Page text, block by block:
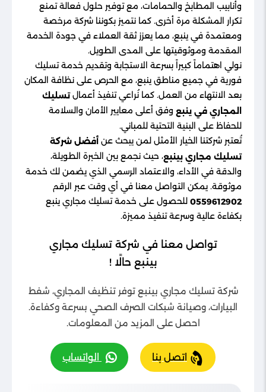
وأنابيب المطابخ والحمامات، مع توفير حلول فعالة تمنع
تكرار المشكلة مرة أخرى. كما نتميز بكوننا شركة مرخصة
ومعتمدة في ينبع، مما يعزز ثقة العملاء في جودة الخدمة
المقدمة وموثوقيتها على المدى الطويل.
نولي اهتماماً كبيراً بسرعة الاستجابة وتقديم خدمة تسليك
فورية في جميع مناطق ينبع، مع الحرص على نظافة المكان
بعد الانتهاء من العمل. كما نُراعي تنفيذ أعمالتسليك
المجاري في ينبع وفق أعلى معايير الأمان والسلامة
للحفاظ على البنية التحتية للمباني.
تُعتبر شركتنا الخيار الأمثل لمن يبحث عن أفضل شركة
تسليك مجاري بينبع، حيث نجمع بين الخبرة الطويلة،
والدقة في الأداء، والاعتماد الرسمي الذي يضمن لك خدمة
موثوقة. يمكن التواصل معنا في أي وقت عبر الرقم
0559612902 للحصول على خدمة تسليك مجاري ينبع
بكفاءة عالية وسرعة تنفيذ مميزة.
تواصل معنا في شركة تسليك مجاري
بينبع حالًا !
شركة تسليك مجاري بينبع توفر تنظيف المجاري، شفط
البيارات، وصيانة شبكات الصرف الصحي بسرعة وكفاءة.
احصل على المزيد من المعلومات.
اتصل بنا الواتساب